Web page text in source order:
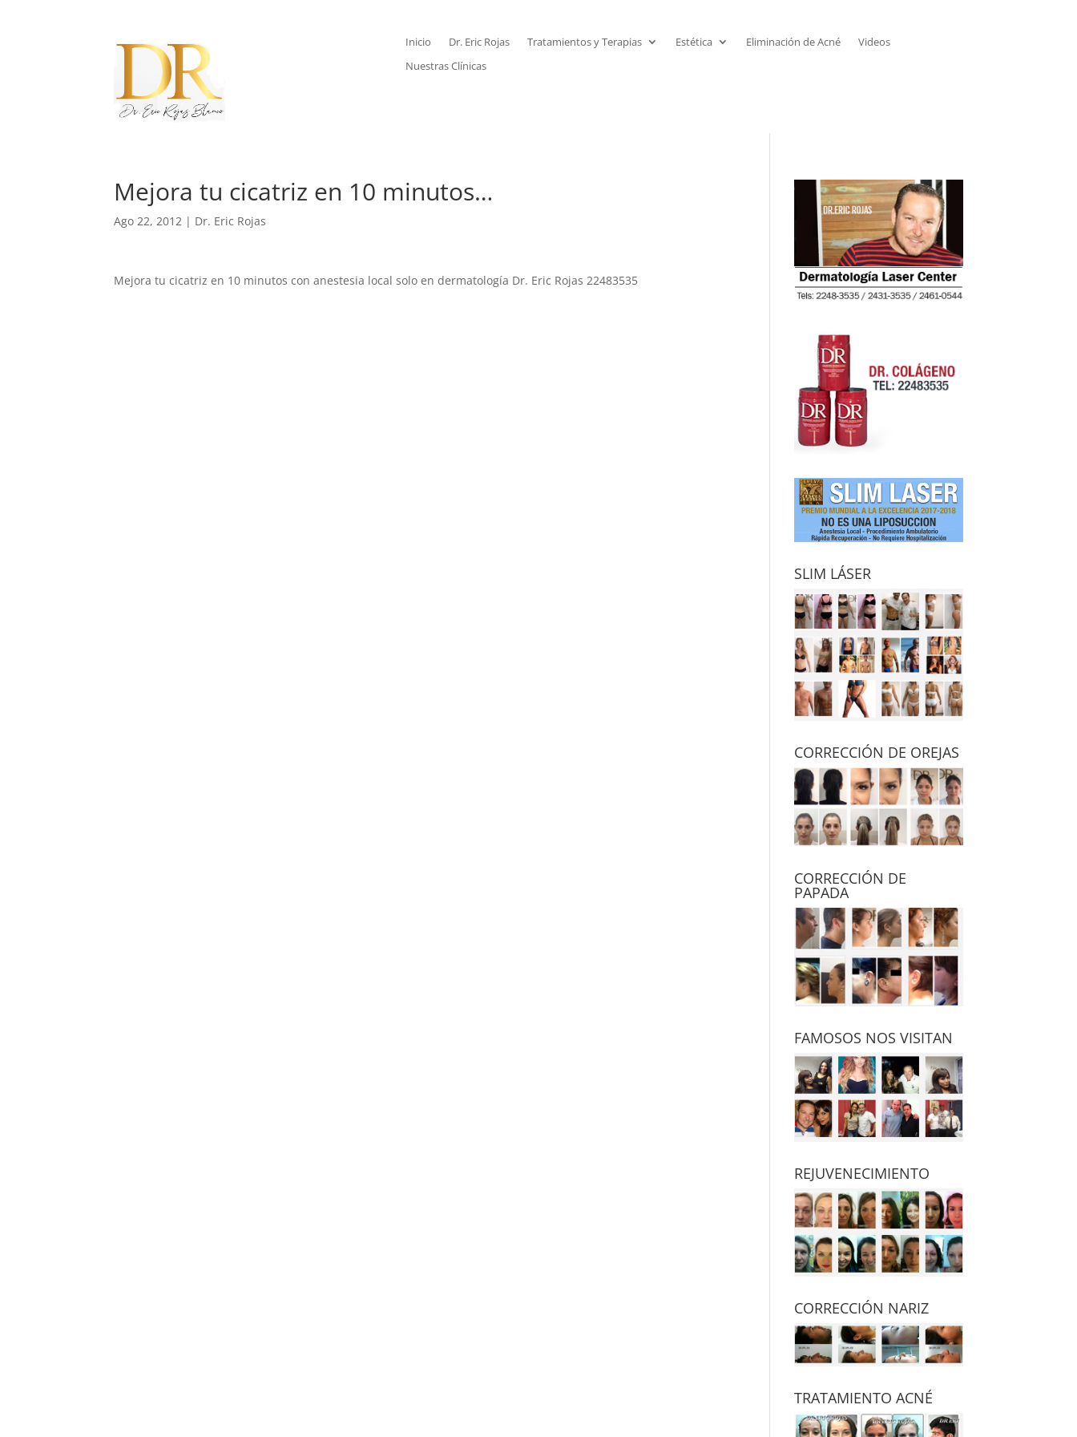
Inicio Dr. Eric Rojas Tratamientos y Terapias Estética Eliminación de Acné
Videos
Nuestras Clínicas
Mejora tu cicatriz en 10 minutos…
Ago 22, 2012| Dr. Eric Rojas
Mejora tu cicatriz en 10 minutos con anestesia local solo en dermatología Dr. Eric Rojas 22483535
SLIM LÁSER
CORRECCIÓN DE OREJAS
CORRECCIÓN DE
PAPADA
FAMOSOS NOS VISITAN
REJUVENECIMIENTO
CORRECCIÓN NARIZ
TRATAMIENTO ACNÉ